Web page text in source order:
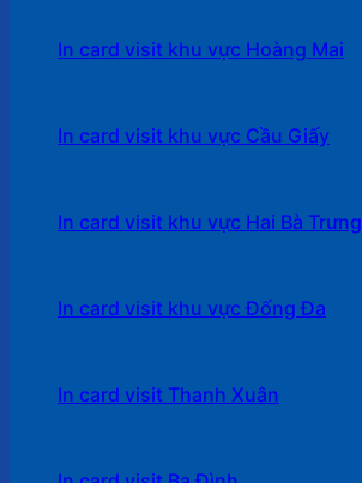
In card visit khu vực Hoàng Mai
In card visit khu vực Cầu Giấy
In card visit khu vực Hai Bà Trưng
In card visit khu vực Đống Đa
In card visit Thanh Xuân